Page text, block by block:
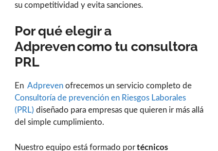
su competitividad y evita sanciones.
Por qué elegir a
Adpreven como tu consultora
PRL
En Adpreven ofrecemos un servicio completo de
Consultoría de prevención en Riesgos Laborales
(PRL) diseñado para empresas que quieren ir más allá
del simple cumplimiento.
Nuestro equipo está formado portécnicos